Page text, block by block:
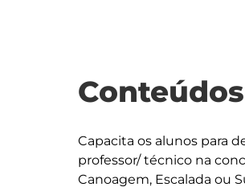
Capacita os alunos para
professor/ técnico na
Canoagem, Escalada ou